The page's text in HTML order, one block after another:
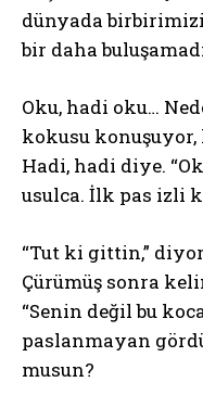
dünyada
bir daha
Oku, hadi oku…
kokusu
Hadi, hadi diye.
usulca. İlk pas izli
“Tut ki gittin,”
Çürümüş sonra
“Senin değil bu
paslanmayan
musun?